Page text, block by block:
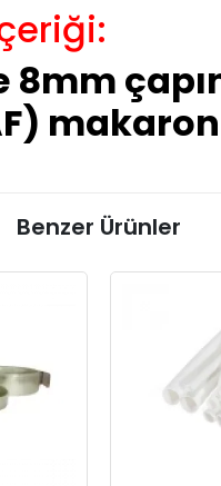
8mm
makaron
Benzer Ürünler